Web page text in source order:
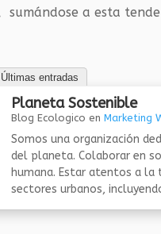
sumándose a esta
Últimas entradas
Planeta Sostenible
Blog Ecologico enMarketing
Somos una organización
del planeta. Colaborar en
humana. Estar atentos a la
sectores urbanos,